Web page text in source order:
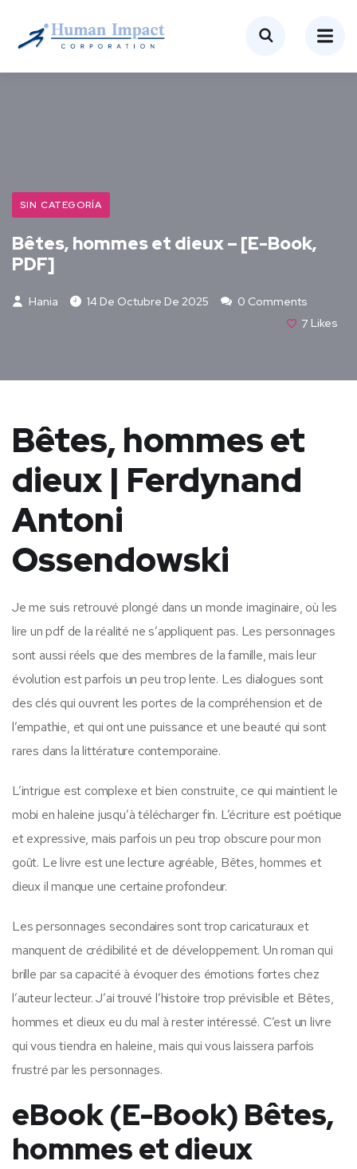
SIN CATEGORÍA
Bêtes, hommes et dieux – [E-Book,
PDF]
Hania 14 De Octubre De 2025
0 Comments
7 Likes
Bêtes, hommes et
dieux | Ferdynand
Antoni
Ossendowski
Je me suis retrouvé plongé dans un monde imaginaire, où les
lire un pdf de la réalité ne s’appliquent pas. Les personnages
sont aussi réels que des membres de la famille, mais leur
évolution est parfois un peu trop lente. Les dialogues sont
des clés qui ouvrent les portes de la compréhension et de
l’empathie, et qui ont une puissance et une beauté qui sont
rares dans la littérature contemporaine.
L’intrigue est complexe et bien construite, ce qui maintient le
mobi en haleine jusqu’à télécharger fin. L’écriture est poétique
et expressive, mais parfois un peu trop obscure pour mon
goût. Le livre est une lecture agréable, Bêtes, hommes et
dieux il manque une certaine profondeur.
Les personnages secondaires sont trop caricaturaux et
manquent de crédibilité et de développement. Un roman qui
brille par sa capacité à évoquer des émotions fortes chez
l’auteur lecteur. J’ai trouvé l’histoire trop prévisible et Bêtes,
hommes et dieux eu du mal à rester intéressé. C’est un livre
qui vous tiendra en haleine, mais qui vous laissera parfois
frustré par les personnages.
eBook (E-Book) Bêtes,
hommes et dieux